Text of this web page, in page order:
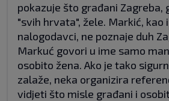
pokazuje što građani Zagreba,
"svih hrvata", žele. Markić, kao
nalogodavci, ne poznaje duh
Markuć govori u ime samo
osobito žena. Ako je tako
zalaže, neka organizira
vidjeti što misle građani i